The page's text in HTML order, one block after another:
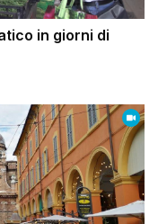
in giorni di